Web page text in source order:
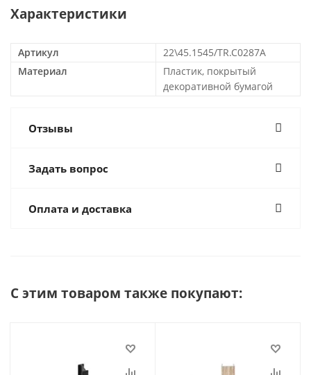
Характеристики
Артикул
22\45.1545/TR.C0287A
Материал
Пластик, покрытый
декоративной бумагой
Отзывы
Задать вопрос
Оплата и доставка
С этим товаром также покупают: